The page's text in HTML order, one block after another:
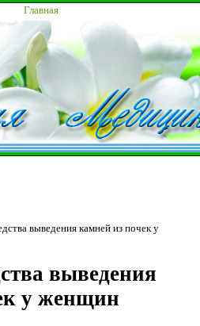
Главная
выведения камней из почек у
выведения
у женщин